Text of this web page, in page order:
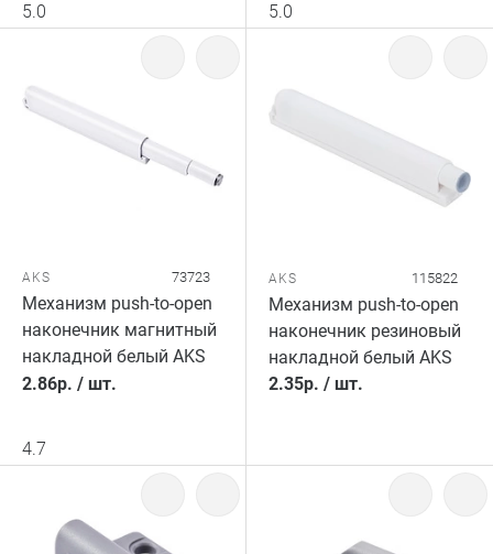
5.0 5.0
AKS 73723
Механизм push-to-open
наконечник магнитный
накладной белый AKS
2.86р. / шт.
4.7
AKS 115822
Механизм push-to-open
наконечник резиновый
накладной белый AKS
2.35р. / шт.